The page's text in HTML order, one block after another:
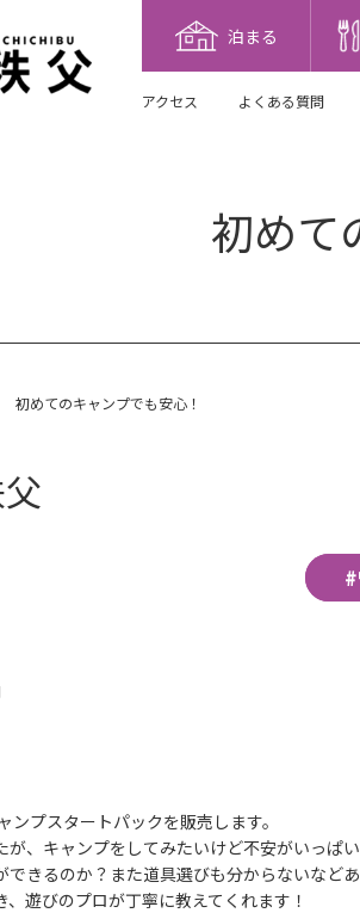
泊まる
アクセス よくある質問
初めて
初めてのキャンプでも安心！
ンプスタートパックを販売します。
が、キャンプをしてみたいけど不安がいっぱ
できるのか？また道具選びも分からないなどあ
、遊びのプロが丁寧に教えてくれます！